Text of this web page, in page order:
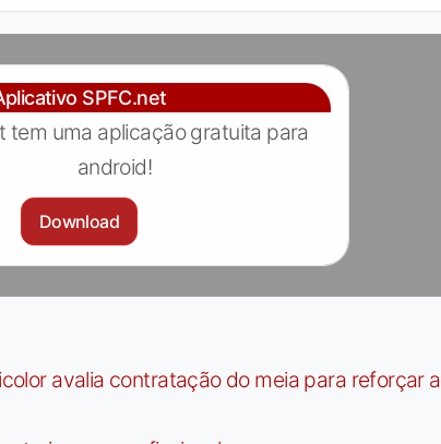
SPFC.net
tem uma aplicação gratuita para
android!
Download
avalia contratação do meia para reforçar a